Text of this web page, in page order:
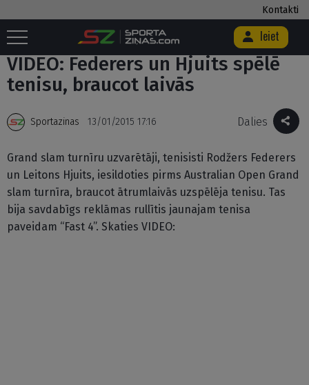
Kontakti
Ieiet
Sākums VIDEO: Federers un Hjuits spēlē tenisu, braucot laivās
VIDEO: Federers un Hjuits spēlē
tenisu, braucot laivās
Sportazinas 13/01/2015 17:16 Dalies
Grand slam turnīru uzvarētāji, tenisisti Rodžers Federers
un Leitons Hjuits, iesildoties pirms Australian Open Grand
slam turnīra, braucot ātrumlaivās uzspēlēja tenisu. Tas
bija savdabīgs reklāmas rullītis jaunajam tenisa
paveidam “Fast 4”. Skaties VIDEO: